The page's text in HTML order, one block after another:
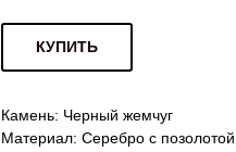
КУПИТЬ
Камень: Черный жемчуг
Материал: Серебро с позолотой